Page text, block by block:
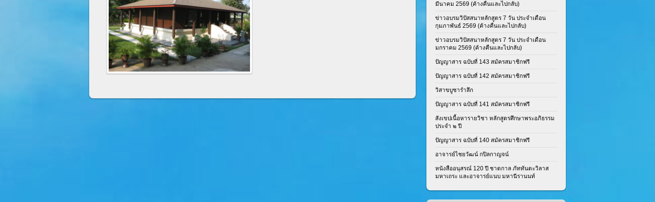
มีนาคม 2569 (ค้างคืนและไปกลับ)
ข่าวอบรมวิปัสสนาหลักสูตร 7 วัน ประจำเดือน
กุมภาพันธ์ 2569 (ค้างคืนและไปกลับ)
ข่าวอบรมวิปัสสนาหลักสูตร 7 วัน ประจำเดือน
มกราคม 2569 (ค้างคืนและไปกลับ)
ปัญญาสาร ฉบับที่ 143 สมัครสมาชิกฟรี
ปัญญาสาร ฉบับที่ 142 สมัครสมาชิกฟรี
วิสาขบูชารำลึก
ปัญญาสาร ฉบับที่ 141 สมัครสมาชิกฟรี
สังเขปเนื้อหารายวิชา หลักสูตรศึกษาพระอภิธรรม
ประจำ ๒ ปี
ปัญญาสาร ฉบับที่ 140 สมัครสมาชิกฟรี
อาจารย์ไชยวัฒน์ กปิลกาญจน์
หนังสืออนุสรณ์ 120 ปี ชาตกาล ภัททันตะวิลาส
มหาเถระ และอาจารย์แนบ มหานีรานนท์